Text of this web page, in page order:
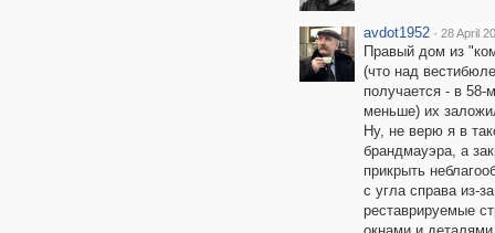
avdot1952 · 28 April
Правый дом из
(что над
получается - в 58-
меньше) их
Ну, не верю я в
брандмауэра, а
прикрыть
с угла справа из-
реставрируемые